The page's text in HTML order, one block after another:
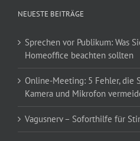
NEUESTE BEITRÄGE
Sprechen vor Publikum: Was
Homeoffice beachten sollten
Online-Meeting: 5 Fehler, die
Kamera und Mikrofon
Vagusnerv – Soforthilfe für